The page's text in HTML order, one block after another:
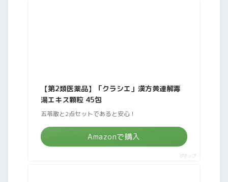
【第2類医薬品】「クラシエ」漢方黄連解毒
湯エキス顆粒 45包
五苓散と2点セットであると安心！
Amazonで購入
ポチップ